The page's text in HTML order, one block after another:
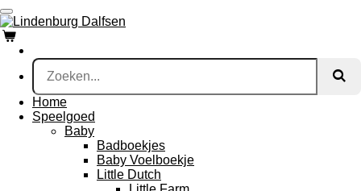
Ga
direct
naar
de
hoofdinhoud
Home
Speelgoed
Baby
Badboekjes
Baby Voelboekje
Little Dutch